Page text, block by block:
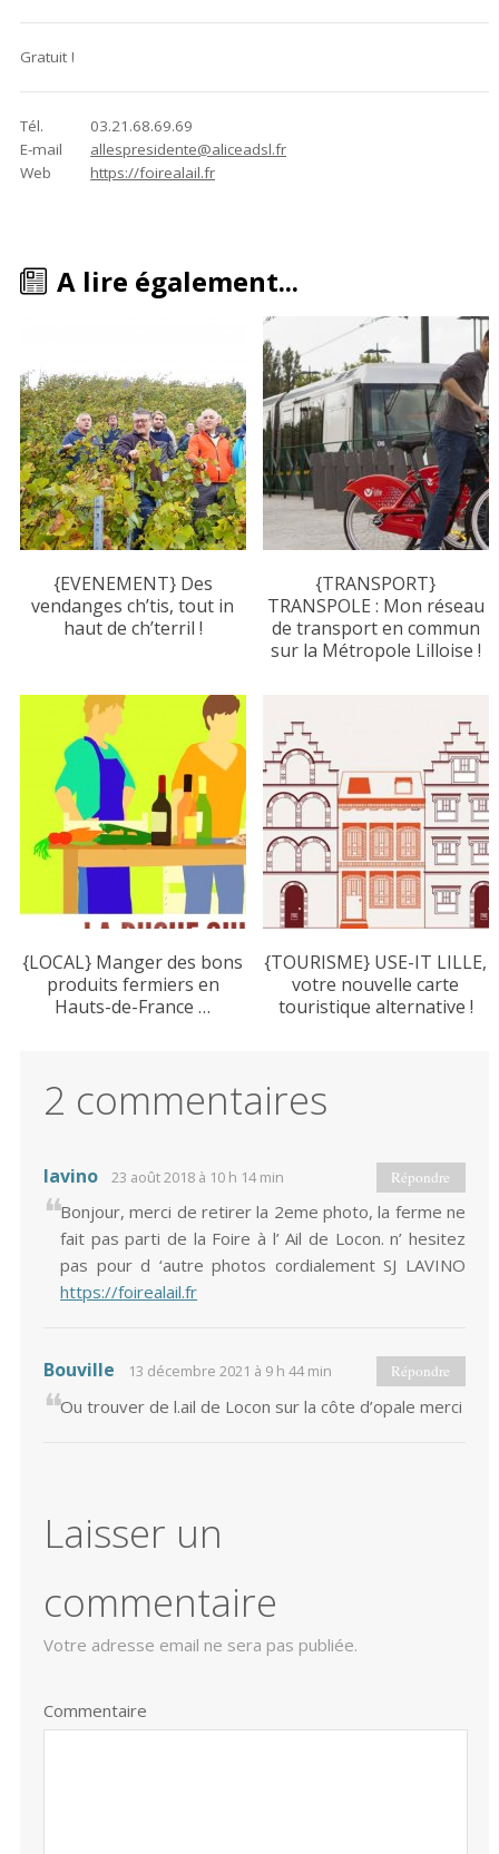
Gratuit !
Tél.
03.21.68.69.69
E-mail
allespresidente@aliceadsl.fr
Web
https://foirealail.fr
A lire également...
{EVENEMENT} Des
vendanges ch’tis, tout in
haut de ch’terril !
{TRANSPORT}
TRANSPOLE : Mon réseau
de transport en commun
sur la Métropole Lilloise !
{LOCAL} Manger des bons
produits fermiers en
Hauts-de-France …
{TOURISME} USE-IT LILLE,
votre nouvelle carte
touristique alternative !
2 commentaires
lavino 23 août 2018 à 10 h 14 min
Bonjour, merci de retirer la 2eme photo, la ferme ne
fait pas parti de la Foire à l’ Ail de Locon. n’ hesitez
pas pour d ‘autre photos cordialement SJ LAVINO
https://foirealail.fr
Répondre
Bouville 13 décembre 2021 à 9 h 44 min
Ou trouver de l.ail de Locon sur la côte d’opale merci
Répondre
Laisser un
commentaire
Votre adresse email ne sera pas publiée.
Commentaire